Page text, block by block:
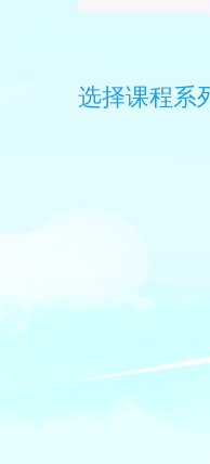
选择课程系